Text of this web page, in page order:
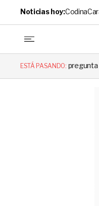
Noticias hoy:Codina
ESTÁ PASANDO:
sobre el aviso de las